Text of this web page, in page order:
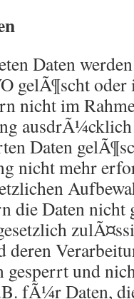
Daten
gelÃ¶scht
nicht im
ausdrÃ¼cklich
Daten
nicht mehr
die Daten
gesperrt und
fÃ¼r Daten,